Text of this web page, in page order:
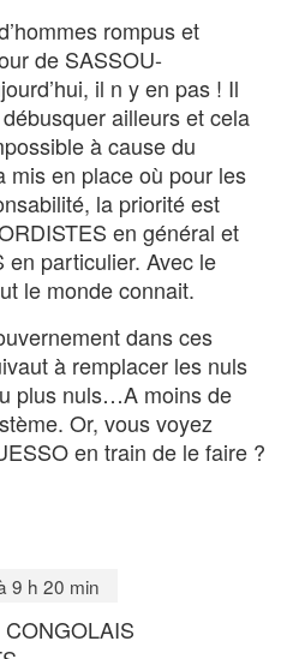
rompus et
de SASSOU-
il n y en pas ! Il
ailleurs et cela
à cause du
mis en place où pour les
la priorité est
en général et
en particulier. Avec le
le monde connait.
dans ces
à remplacer les nuls
plus nuls…A moins de
Or, vous voyez
en train de le faire ?
9 h 20 min